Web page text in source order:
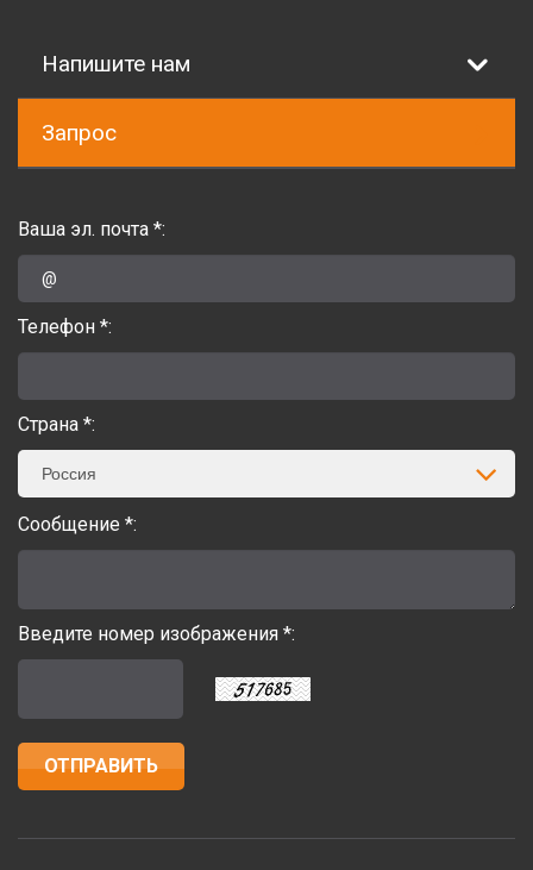
Напишите нам
Запрос
Ваша эл. почта *:
Телефон *:
Страна *:
Россия
Сообщение *:
Введите номер изображения *: